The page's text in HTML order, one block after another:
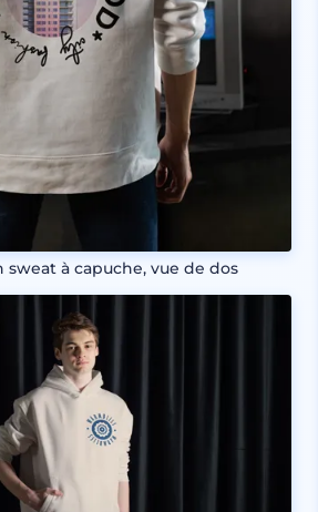
à capuche, vue de dos